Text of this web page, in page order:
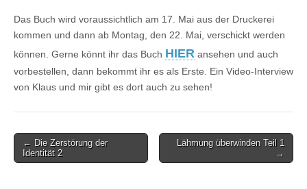
Das Buch wird voraussichtlich am 17. Mai aus der Druckerei
kommen und dann ab Montag, den 22. Mai, verschickt werden
können. Gerne könnt ihr das Buch HIER ansehen und auch
vorbestellen, dann bekommt ihr es als Erste. Ein Video-Interview
von Klaus und mir gibt es dort auch zu sehen!
Post
navigation
← Die Zerstörung der
Identität 2
Lähmung überwinden Teil 1
→